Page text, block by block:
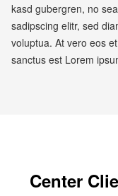
kasd gubergren, no
sadipscing elitr, sed
voluptua. At vero eos
sanctus est Lorem
Center